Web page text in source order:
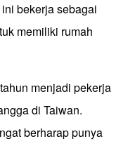
bekerja sebagai
memiliki rumah
menjadi pekerja
di Taiwan.
berharap punya